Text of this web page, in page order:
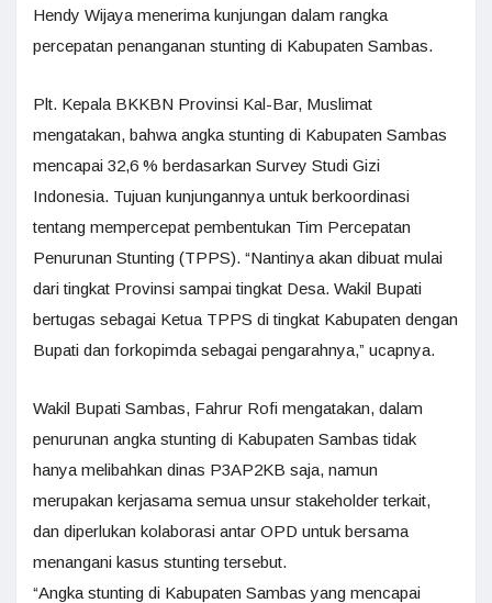
Hendy Wijaya menerima kunjungan dalam rangka
percepatan penanganan stunting di Kabupaten Sambas.
Plt. Kepala BKKBN Provinsi Kal-Bar, Muslimat
mengatakan, bahwa angka stunting di Kabupaten Sambas
mencapai 32,6 % berdasarkan Survey Studi Gizi
Indonesia. Tujuan kunjungannya untuk berkoordinasi
tentang mempercepat pembentukan Tim Percepatan
Penurunan Stunting (TPPS). “Nantinya akan dibuat mulai
dari tingkat Provinsi sampai tingkat Desa. Wakil Bupati
bertugas sebagai Ketua TPPS di tingkat Kabupaten dengan
Bupati dan forkopimda sebagai pengarahnya,” ucapnya.
Wakil Bupati Sambas, Fahrur Rofi mengatakan, dalam
penurunan angka stunting di Kabupaten Sambas tidak
hanya melibahkan dinas P3AP2KB saja, namun
merupakan kerjasama semua unsur stakeholder terkait,
dan diperlukan kolaborasi antar OPD untuk bersama
menangani kasus stunting tersebut.
“Angka stunting di Kabupaten Sambas yang mencapai